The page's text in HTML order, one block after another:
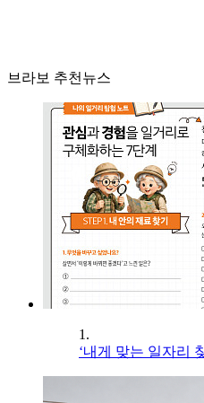
브라보 추천뉴스
1.
‘내게 맞는 일자리